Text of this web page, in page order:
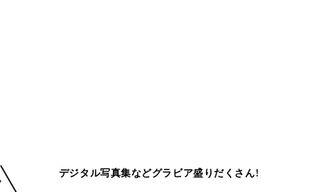
デジタル写真集などグラビア盛りだくさん!